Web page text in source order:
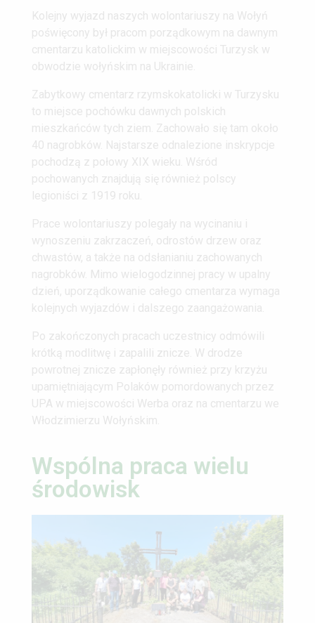
Kolejny wyjazd naszych wolontariuszy na Wołyń
poświęcony był pracom porządkowym na dawnym
cmentarzu katolickim w miejscowości Turzysk w
obwodzie wołyńskim na Ukrainie.
Zabytkowy cmentarz rzymskokatolicki w Turzysku
to miejsce pochówku dawnych polskich
mieszkańców tych ziem. Zachowało się tam około
40 nagrobków. Najstarsze odnalezione inskrypcje
pochodzą z połowy XIX wieku. Wśród
pochowanych znajdują się również polscy
legioniści z 1919 roku.
Prace wolontariuszy polegały na wycinaniu i
wynoszeniu zakrzaczeń, odrostów drzew oraz
chwastów, a także na odsłanianiu zachowanych
nagrobków. Mimo wielogodzinnej pracy w upalny
dzień, uporządkowanie całego cmentarza wymaga
kolejnych wyjazdów i dalszego zaangażowania.
Po zakończonych pracach uczestnicy odmówili
krótką modlitwę i zapalili znicze. W drodze
powrotnej znicze zapłonęły również przy krzyżu
upamiętniającym Polaków pomordowanych przez
UPA w miejscowości Werba oraz na cmentarzu we
Włodzimierzu Wołyńskim.
Wspólna praca wielu
środowisk